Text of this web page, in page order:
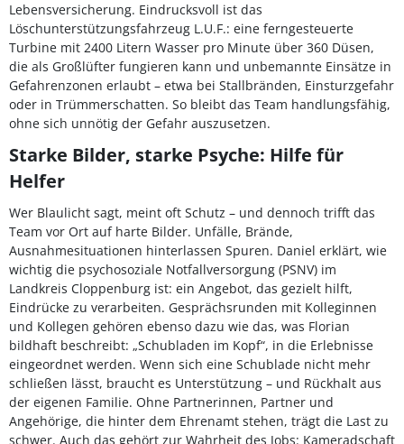
Lebensversicherung. Eindrucksvoll ist das
Löschunterstützungsfahrzeug L.U.F.: eine ferngesteuerte
Turbine mit 2400 Litern Wasser pro Minute über 360 Düsen,
die als Großlüfter fungieren kann und unbemannte Einsätze in
Gefahrenzonen erlaubt – etwa bei Stallbränden, Einsturzgefahr
oder in Trümmerschatten. So bleibt das Team handlungsfähig,
ohne sich unnötig der Gefahr auszusetzen.
Starke Bilder, starke Psyche: Hilfe für
Helfer
Wer Blaulicht sagt, meint oft Schutz – und dennoch trifft das
Team vor Ort auf harte Bilder. Unfälle, Brände,
Ausnahmesituationen hinterlassen Spuren. Daniel erklärt, wie
wichtig die psychosoziale Notfallversorgung (PSNV) im
Landkreis Cloppenburg ist: ein Angebot, das gezielt hilft,
Eindrücke zu verarbeiten. Gesprächsrunden mit Kolleginnen
und Kollegen gehören ebenso dazu wie das, was Florian
bildhaft beschreibt: „Schubladen im Kopf“, in die Erlebnisse
eingeordnet werden. Wenn sich eine Schublade nicht mehr
schließen lässt, braucht es Unterstützung – und Rückhalt aus
der eigenen Familie. Ohne Partnerinnen, Partner und
Angehörige, die hinter dem Ehrenamt stehen, trägt die Last zu
schwer. Auch das gehört zur Wahrheit des Jobs: Kameradschaft